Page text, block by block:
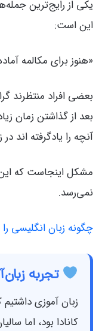
یکی از رایج‌ترین
این است:
«هنوز برای مکالمه
بعضی افراد منتظرند
بعد از گذاشتن زمان
آنچه را یادگرفته اند
مشکل اینجاست که این
نمی‌رسد.
چگونه زبان انگلیسی
تجربه
زبان آموزی
کانادا بود، اما